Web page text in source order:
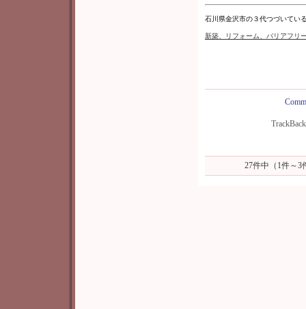
石川県金沢市の３代つづいてい
新築 、リフォーム、バリアフリ
27件中（1件～